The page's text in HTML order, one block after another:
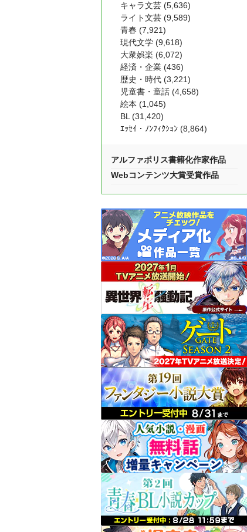
キャラ文芸 (5,636)
ライト文芸 (9,589)
青春 (7,921)
現代文学 (9,618)
大衆娯楽 (6,072)
経済・企業 (436)
歴史・時代 (3,221)
児童書・童話 (4,658)
絵本 (1,045)
BL (31,420)
ｴｯｾｲ・ﾉﾝﾌｨｸｼｮﾝ (8,864)
アルファポリス書籍化作家作品
Webコンテンツ大賞受賞作品